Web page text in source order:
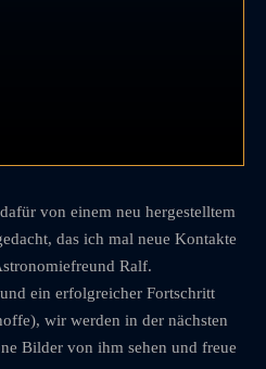
von einem neu hergestelltem
das ich mal neue Kontakte
Ralf.
ein erfolgreicher Fortschritt
wir werden in der nächsten
Bilder von ihm sehen und freue